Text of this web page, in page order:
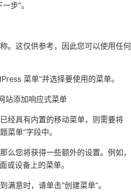
步”。
。这仅供参考，因此您可以使用任何
菜单”并选择要使用的菜单。
经具有内置的移动菜单，则需要将
菜单”字段中。
么您将获得一些额外的设置。例如，
或设备上的菜单。
满意时，请单击“创建菜单”。